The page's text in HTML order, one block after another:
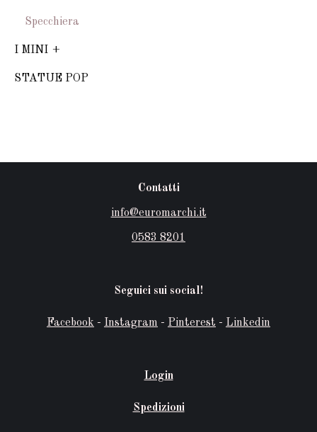
Specchiera
I MINI
STATUE POP
Contatti
info@euromarchi.it
0583 8201
Seguici sui social!
Facebook - Instagram - Pinterest - Linkedin
Login
Spedizioni